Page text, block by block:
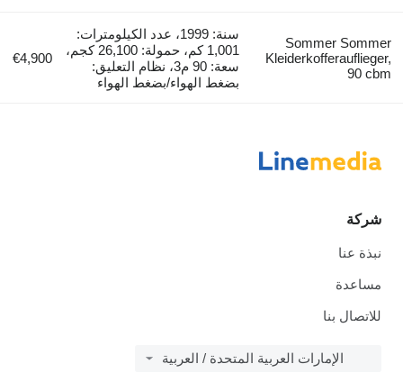
Sommer Sommer
Kleiderkofferauflieger,
90 cbm
سنة: 1999، عدد الكيلومترات:
1,001 كم، حمولة: 26,100 كجم،
سعة: 90 م3، نظام التعليق:
بضغط الهواء/بضغط الهواء
€4,900
شركة
نبذة عنا
مساعدة
للاتصال بنا
الإمارات العربية المتحدة / العربية